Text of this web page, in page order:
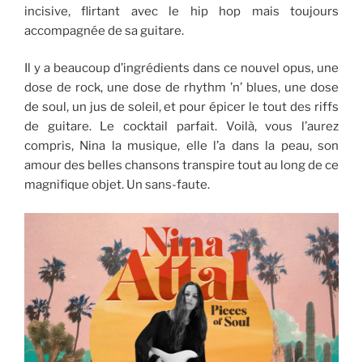
incisive, flirtant avec le hip hop mais toujours
accompagnée de sa guitare.
Il y a beaucoup d’ingrédients dans ce nouvel opus, une
dose de rock, une dose de rhythm ’n’ blues, une dose
de soul, un jus de soleil, et pour épicer le tout des riffs
de guitare. Le cocktail parfait. Voilà, vous l’aurez
compris, Nina la musique, elle l’a dans la peau, son
amour des belles chansons transpire tout au long de ce
magnifique objet. Un sans-faute.